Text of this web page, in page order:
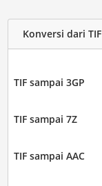
Konversi dari TIF
TIF sampai 3GP
TIF sampai 7Z
TIF sampai AAC